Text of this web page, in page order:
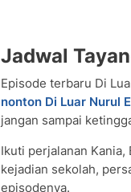
Jadwal
Episode terbaru Di
nonton Di Luar Nurul
jangan sampai
Ikuti perjalanan Kania,
kejadian sekolah,
episodenya.